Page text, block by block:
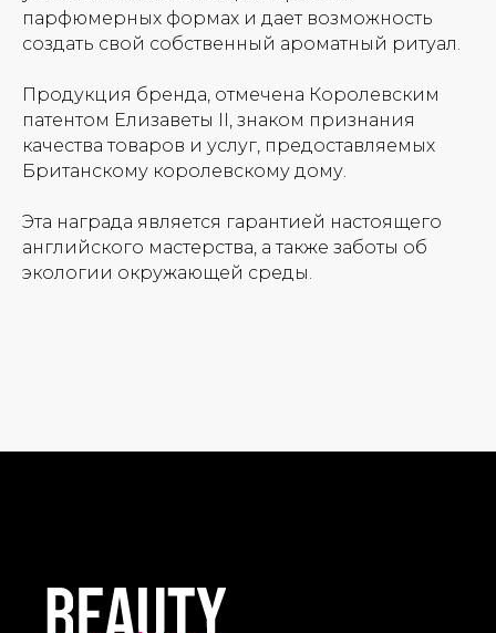
парфюмерных формах и дает возможность
создать свой собственный ароматный ритуал.
Продукция бренда, отмечена Королевским
патентом Елизаветы II, знаком признания
качества товаров и услуг, предоставляемых
Британскому королевскому дому.
Эта награда является гарантией настоящего
английского мастерства, а также заботы об
экологии окружающей среды.
Доставка и оплата
О нас
Пользовательское Соглашение
Новинки
Лидеры продаж